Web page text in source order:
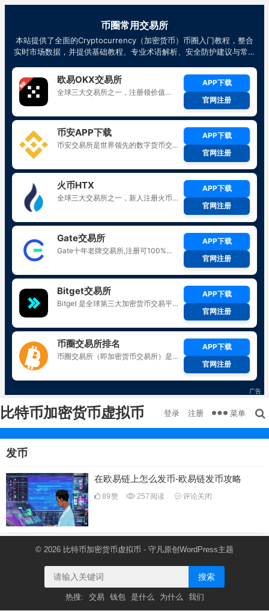
比特币加密货币虚拟币 登录 注册 菜单
发币
在欧易链上怎么发币-欧易链发币攻略
89赞 257 阅读 评论关闭
© 2026 比特币加密货币虚拟币 - 守凡原创 WordPress主题
搜索
热搜: 交易 钱包 是什么 为什么 我们